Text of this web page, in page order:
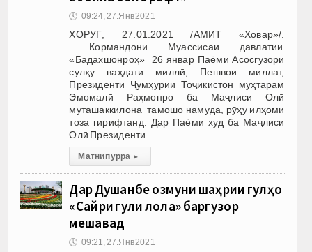
🕔 09:24, 27.Янв 2021
ХОРУҒ, 27.01.2021 /АМИТ «Ховар»/.
Кормандони Муассисаи давлатии
«Бадахшонроҳ» 26 январ Паёми Асосгузори
сулҳу ваҳдати миллӣ, Пешвои миллат,
Президенти Ҷумҳурии Тоҷикистон муҳтарам
Эмомалӣ Раҳмонро ба Маҷлиси Олӣ
муташаккилона тамошо намуда, рӯҳу илҳоми
тоза гирифтанд. Дар Паёми худ ба Маҷлиси
Олӣ Президенти
Матни пурра ▸
Дар Душанбе озмуни шаҳрии гулҳо
«Сайри гули лола» баргузор
мешавад
🕔 09:21, 27.Янв 2021